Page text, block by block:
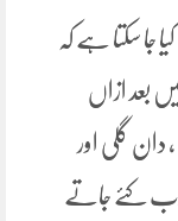
جا سکتا ہے کہ
بعد ازاں
دان گلی اور
کئے جاتے